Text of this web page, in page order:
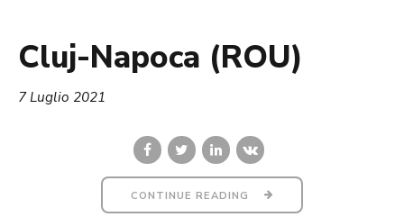
Cluj-Napoca (ROU)
7 Luglio 2021
CONTINUE READING